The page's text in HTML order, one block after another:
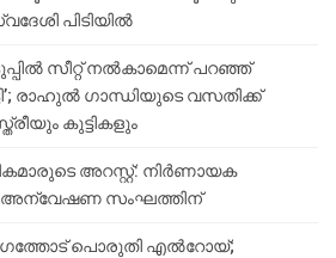
പിടിയിൽ
സീറ്റ് നൽകാമെന്ന് പറഞ്ഞ്
രാഹുൽ ഗാന്ധിയുടെ വസതിക്ക്
കുട്ടികളും
അറസ്റ്റ്: നിർണായക
അന്വേഷണ സംഘത്തിന്
പൊരുതി എല്‍റോയ്;